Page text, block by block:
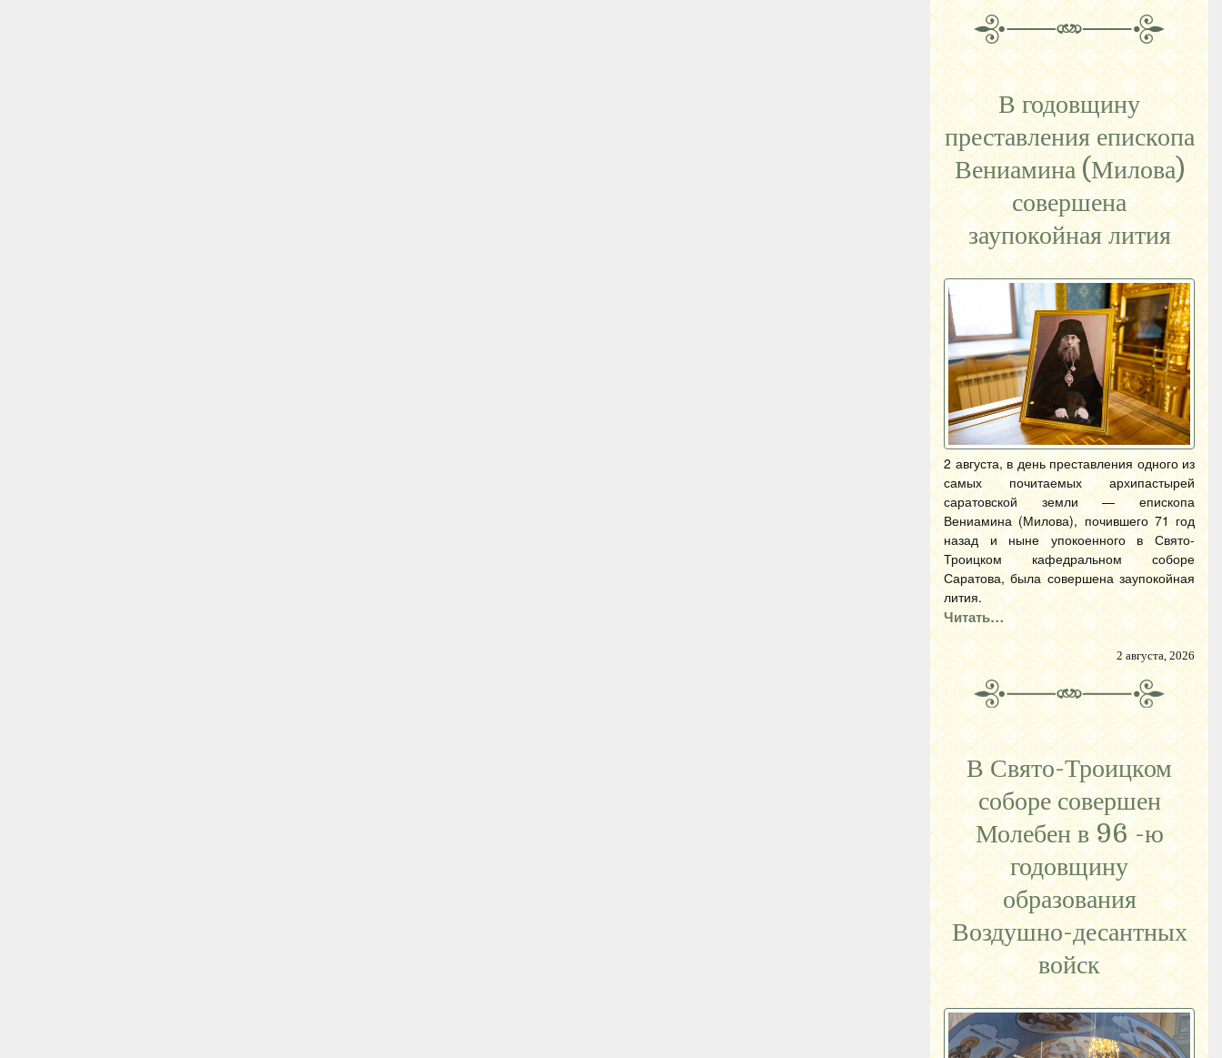
В годовщину
преставления епископа
Вениамина (Милова)
совершена
заупокойная лития
2 августа, в день преставления одного из
самых почитаемых архипастырей
саратовской земли — епископа
Вениамина (Милова), почившего 71 год
назад и ныне упокоенного в Свято-
Троицком кафедральном соборе
Саратова, была совершена заупокойная
лития.
Читать…
2 августа, 2026
В Свято-Троицком
соборе совершен
Молебен в 96 -ю
годовщину
образования
Воздушно-десантных
войск